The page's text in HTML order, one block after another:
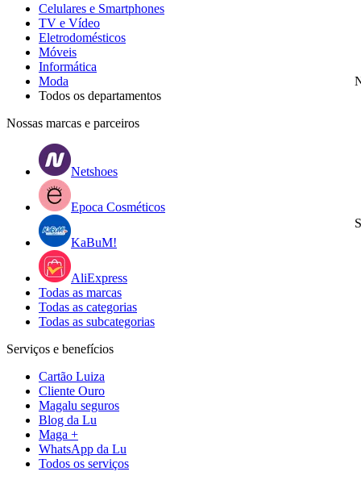
Celulares e Smartphones
TV e Vídeo
Eletrodomésticos
Móveis
Informática
Moda
Todos os departamentos
Nossas marcas e parceiros
Netshoes
Epoca Cosméticos
KaBuM!
AliExpress
Todas as marcas
Todas as categorias
Todas as subcategorias
Serviços e benefícios
Cartão Luiza
Cliente Ouro
Magalu seguros
Blog da Lu
Maga +
WhatsApp da Lu
Todos os serviços